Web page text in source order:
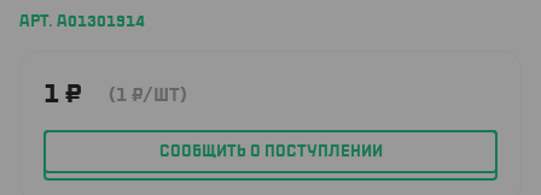
АРТ. A01301914
1 ₽ (1 ₽/ШТ)
СООБЩИТЬ О ПОСТУПЛЕНИИ